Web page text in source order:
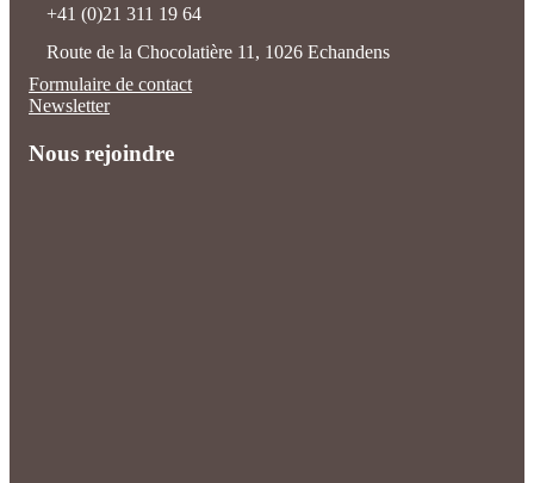
+41 (0)21 311 19 64
Route de la Chocolatière 11, 1026 Echandens
Formulaire de contact
Newsletter
Nous rejoindre